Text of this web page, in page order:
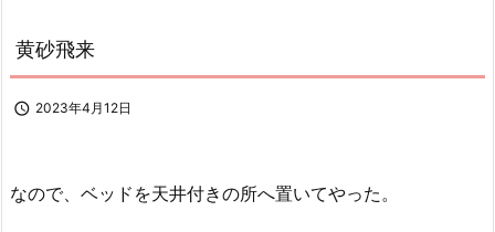
黄砂飛来
 2023年4月12日
なので、ベッドを天井付きの所へ置いてやった。